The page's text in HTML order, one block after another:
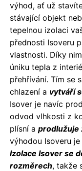
výhod, ať už
stávající objekt
tepelnou izolaci
přednosti Isoveru
vlastnosti. Díky
úniku tepla z
přehřívání. Tím se
chlazení a vytváří
Isover je navíc
odvod vlhkosti z
plísní a prodlužuje
výhodou Isoveru
Izolace Isover se
rozměrech, takže